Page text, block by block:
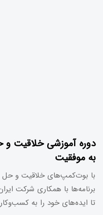
دوره آموزشی خلاقیت
به موفقیت
با بوت‌کمپ‌های خلاقیت و حل
برنامه‌ها با همکاری شرکت
تا ایده‌های خود را به